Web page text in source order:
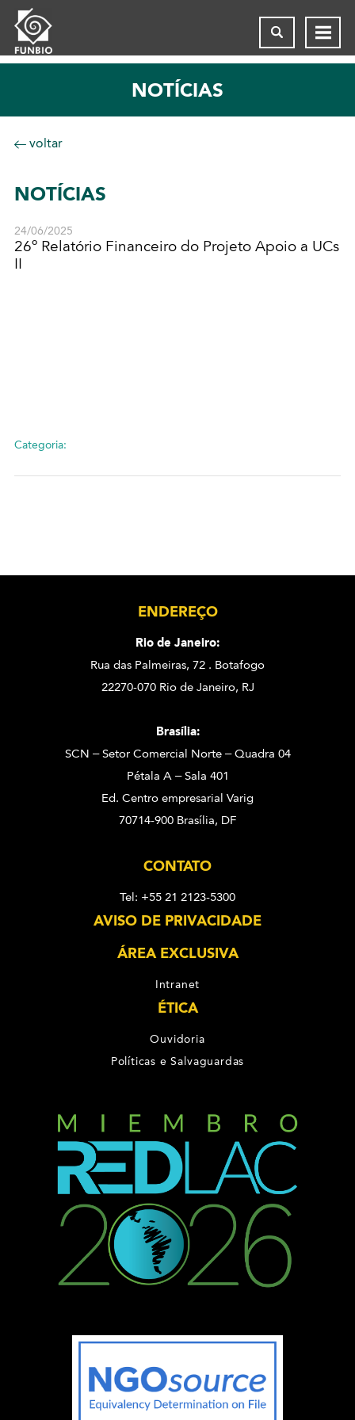
NOTÍCIAS
voltar
NOTÍCIAS
24/06/2025
26º Relatório Financeiro do Projeto Apoio a UCs
II
Categoria:
ENDEREÇO
Rio de Janeiro:
Rua das Palmeiras, 72 . Botafogo
22270-070 Rio de Janeiro, RJ
Brasília:
SCN – Setor Comercial Norte – Quadra 04
Pétala A – Sala 401
Ed. Centro empresarial Varig
70714-900 Brasília, DF
CONTATO
Tel: +55 21 2123-5300
AVISO DE PRIVACIDADE
ÁREA EXCLUSIVA
Intranet
ÉTICA
Ouvidoria
Políticas e Salvaguardas